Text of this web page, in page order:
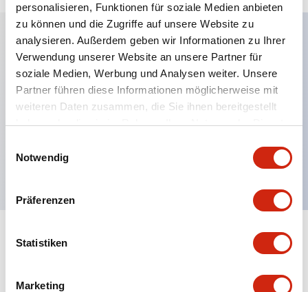
personalisieren, Funktionen für soziale Medien anbieten
zu können und die Zugriffe auf unsere Website zu
analysieren. Außerdem geben wir Informationen zu Ihrer
Verwendung unserer Website an unsere Partner für
soziale Medien, Werbung und Analysen weiter. Unsere
Partner führen diese Informationen möglicherweise mit
weiteren Daten zusammen, die Sie ihnen bereitgestellt
haben oder die sie im Rahmen Ihrer Nutzung der Dienste
Notwendig
Präferenzen
Statistiken
Marketing
Hauptmerkmale
Mehrfachbefestigung möglich
Schutzart IP65 (IEC60529)
Dokumente und Dateien